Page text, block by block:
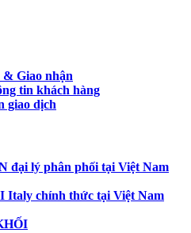
& Giao nhận
tin khách hàng
giao dịch
đại lý phân phối tại Việt Nam
Italy chính thức tại Việt Nam